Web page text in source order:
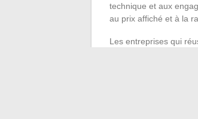
technique et aux
au prix affiché et à la
Les entreprises qui